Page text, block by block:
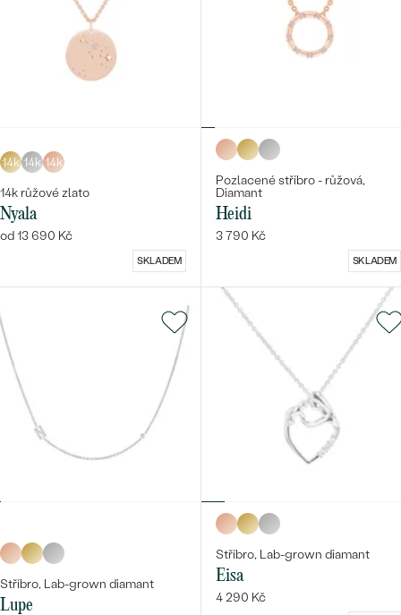
14k 14k 14k
14k růžové zlato
Nyala
od 13 690 Kč
SKLADEM
Pozlacené stříbro - růžová,
Diamant
Heidi
3 790 Kč
SKLADEM
Stříbro, Lab-grown diamant
Lupe
Stříbro, Lab-grown diamant
Eisa
4 290 Kč